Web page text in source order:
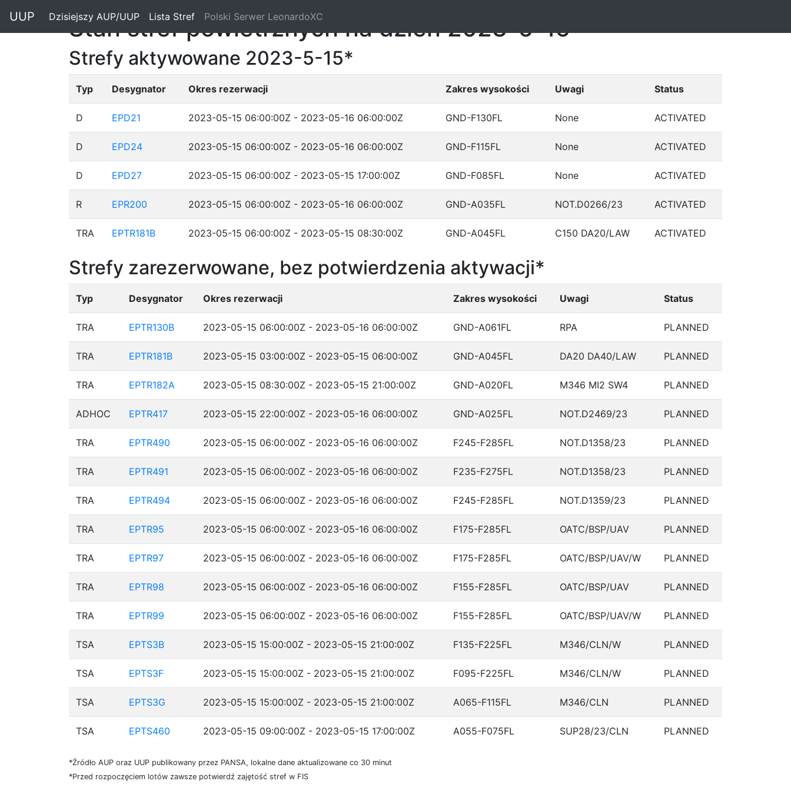
UUP Dzisiejszy AUP/UUP (current)
Lista Stref (current)
Polski Serwer LeonardoXC
Stan stref powietrznych na dzień 2023-5-15
Strefy aktywowane 2023-5-15*
Typ Desygnator Okres rezerwacji Zakres wysokości Uwagi Status
D EPD21 2023-05-15 06:00:00Z - 2023-05-16 06:00:00Z GND-F130FL None ACTIVATED
D EPD24 2023-05-15 06:00:00Z - 2023-05-16 06:00:00Z GND-F115FL None ACTIVATED
D EPD27 2023-05-15 06:00:00Z - 2023-05-15 17:00:00Z GND-F085FL None ACTIVATED
R EPR200 2023-05-15 06:00:00Z - 2023-05-16 06:00:00Z GND-A035FL NOT.D0266/23 ACTIVATED
TRA EPTR181B 2023-05-15 06:00:00Z - 2023-05-15 08:30:00Z GND-A045FL C150 DA20/LAW ACTIVATED
Strefy zarezerwowane, bez potwierdzenia aktywacji*
Typ Desygnator Okres rezerwacji Zakres wysokości Uwagi Status
TRA EPTR130B 2023-05-15 06:00:00Z - 2023-05-16 06:00:00Z GND-A061FL RPA PLANNED
TRA EPTR181B 2023-05-15 03:00:00Z - 2023-05-15 06:00:00Z GND-A045FL DA20 DA40/LAW PLANNED
TRA EPTR182A 2023-05-15 08:30:00Z - 2023-05-15 21:00:00Z GND-A020FL M346 MI2 SW4 PLANNED
ADHOC EPTR417 2023-05-15 22:00:00Z - 2023-05-16 06:00:00Z GND-A025FL NOT.D2469/23 PLANNED
TRA EPTR490 2023-05-15 06:00:00Z - 2023-05-16 06:00:00Z F245-F285FL NOT.D1358/23 PLANNED
TRA EPTR491 2023-05-15 06:00:00Z - 2023-05-16 06:00:00Z F235-F275FL NOT.D1358/23 PLANNED
TRA EPTR494 2023-05-15 06:00:00Z - 2023-05-16 06:00:00Z F245-F285FL NOT.D1359/23 PLANNED
TRA EPTR95 2023-05-15 06:00:00Z - 2023-05-16 06:00:00Z F175-F285FL OATC/BSP/UAV PLANNED
TRA EPTR97 2023-05-15 06:00:00Z - 2023-05-16 06:00:00Z F175-F285FL OATC/BSP/UAV/W PLANNED
TRA EPTR98 2023-05-15 06:00:00Z - 2023-05-16 06:00:00Z F155-F285FL OATC/BSP/UAV PLANNED
TRA EPTR99 2023-05-15 06:00:00Z - 2023-05-16 06:00:00Z F155-F285FL OATC/BSP/UAV/W PLANNED
TSA EPTS3B 2023-05-15 15:00:00Z - 2023-05-15 21:00:00Z F135-F225FL M346/CLN/W PLANNED
TSA EPTS3F 2023-05-15 15:00:00Z - 2023-05-15 21:00:00Z F095-F225FL M346/CLN/W PLANNED
TSA EPTS3G 2023-05-15 15:00:00Z - 2023-05-15 21:00:00Z A065-F115FL M346/CLN PLANNED
TSA EPTS460 2023-05-15 09:00:00Z - 2023-05-15 17:00:00Z A055-F075FL SUP28/23/CLN PLANNED
*Źródło AUP oraz UUP publikowany przez PANSA, lokalne dane aktualizowane co 30 minut
*Przed rozpoczęciem lotów zawsze potwierdź zajętość stref w FIS